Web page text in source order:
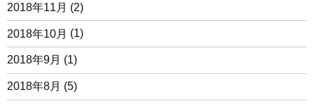
2018年11月 (2)
2018年10月 (1)
2018年9月 (1)
2018年8月 (5)